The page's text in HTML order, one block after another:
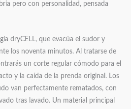
pero con personalidad, pensada
dryCELL, que evacúa el sudor y
los noventa minutos. Al tratarse de
un corte regular cómodo para el
y la caída de la prenda original. Los
van perfectamente rematados, con
tras lavado. Un material principal